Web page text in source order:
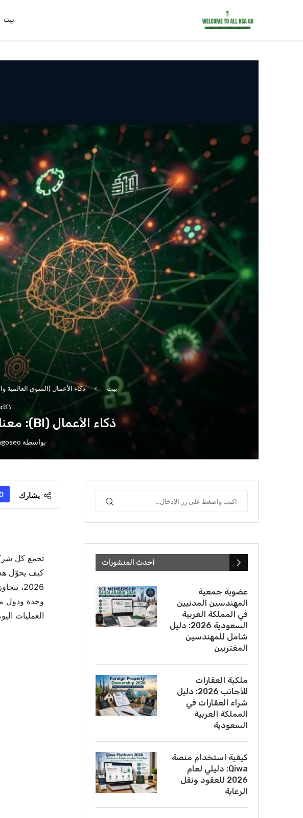
بيت
بيت ذكاء الأعمال (السوق العالمية
ذكاء الأعمال (BI): معناه، استخداماته، وأهميته في عام 2025
بواسطة
يشارك
تجمع كل
كيف يحوّل
2026،
وجدة ودول
العمليات
أحدث المنشورات
عضوية جمعية
المهندسين المدنيين
في المملكة العربية
السعودية 2026: دليل
شامل للمهندسين
المغتربين
ملكية العقارات
للأجانب 2026: دليل
شراء العقارات في
المملكة العربية
السعودية
كيفية استخدام منصة
Qiwa: دليلي لعام
2026 للعقود ونقل
الرعاية